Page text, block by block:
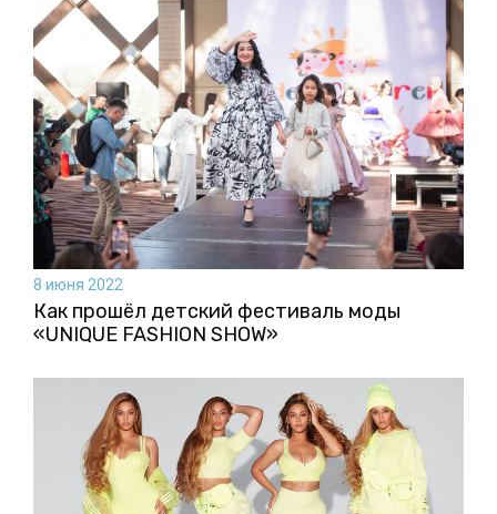
8 июня 2022
Как прошёл детский фестиваль моды
«UNIQUE FASHION SHOW»